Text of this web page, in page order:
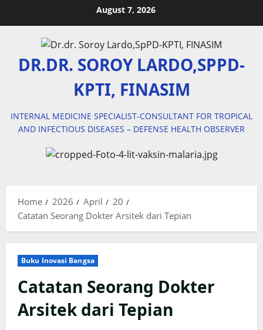
August 7, 2026
DR.DR. SOROY LARDO,SPPD-
KPTI, FINASIM
INTERNAL MEDICINE SPECIALIST-CONSULTANT FOR TROPICAL
AND INFECTIOUS DISEASES – DEFENSE HEALTH OBSERVER
Home 2026 April
20
Catatan Seorang Dokter Arsitek dari Tepian
Buku Inovasi Bangsa
Catatan Seorang Dokter
Arsitek dari Tepian